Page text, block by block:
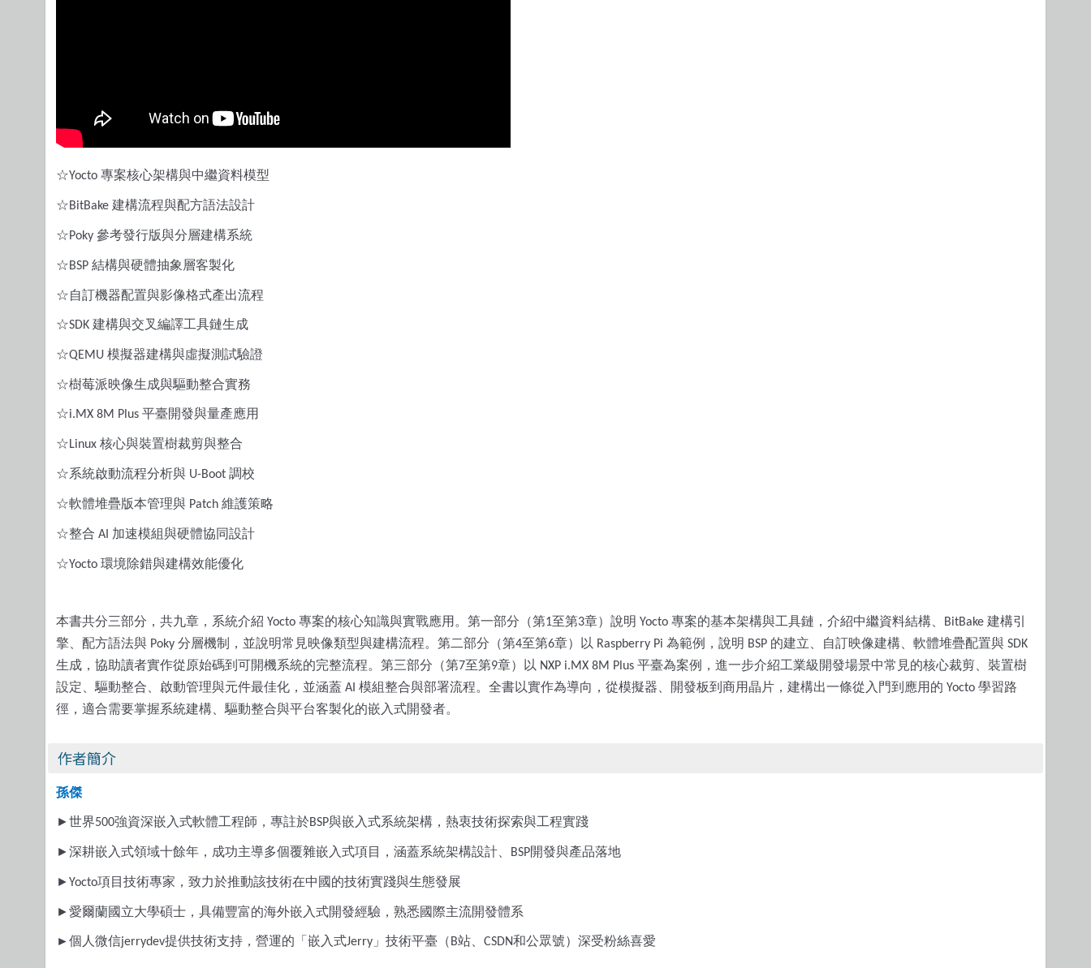
☆Yocto 專案核心架構與中繼資料模型
☆BitBake 建構流程與配方語法設計
☆Poky 參考發行版與分層建構系統
☆BSP 結構與硬體抽象層客製化
☆自訂機器配置與影像格式產出流程
☆SDK 建構與交叉編譯工具鏈生成
☆QEMU 模擬器建構與虛擬測試驗證
☆樹莓派映像生成與驅動整合實務
☆i.MX 8M Plus 平臺開發與量產應用
☆Linux 核心與裝置樹裁剪與整合
☆系統啟動流程分析與 U-Boot 調校
☆軟體堆疊版本管理與 Patch 維護策略
☆整合 AI 加速模組與硬體協同設計
☆Yocto 環境除錯與建構效能優化
本書共分三部分，共九章，系統介紹 Yocto 專案的核心知識與實戰應用。第一部分（第1至第3章）說明 Yocto 專案的基本架構與工具鏈，介紹中繼資料結構、 BitBake 建構引
擎、配方語法與 Poky 分層機制，並說明常見映像類型與建構流程。第二部分（第4至第6章）以 Raspberry Pi 為範例，說明 BSP 的建立、自訂映像建構、軟體堆疊配置與 SDK
生成，協助讀者實作從原始碼到可開機系統的完整流程。第三部分（第7至第9章）以 NXP i.MX 8M Plus 平臺為案例，進一步介紹工業級開發場景中常見的核心裁剪、裝置樹
設定、驅動整合、啟動管理與元件最佳化，並涵蓋 AI 模組整合與部署流程。全書以實作為導向，從模擬器、開發板到商用晶片，建構出一條從入門到應用的 Yocto 學習路
徑，適合需要掌握系統建構、驅動整合與平台客製化的嵌入式開發者。
作者簡介
孫傑
►世界500強資深嵌入式軟體工程師，專註於BSP與嵌入式系統架構，熱衷技術探索與工程實踐
►深耕嵌入式領域十餘年，成功主導多個覆雜嵌入式項目，涵蓋系統架構設計、 BSP開發與產品落地
►Yocto項目技術專家，致力於推動該技術在中國的技術實踐與生態發展
►愛爾蘭國立大學碩士，具備豐富的海外嵌入式開發經驗，熟悉國際主流開發體系
►個人微信jerrydev提供技術支持，營運的「嵌入式Jerry 」技術平臺（ B站、 CSDN和公眾號）深受粉絲喜愛